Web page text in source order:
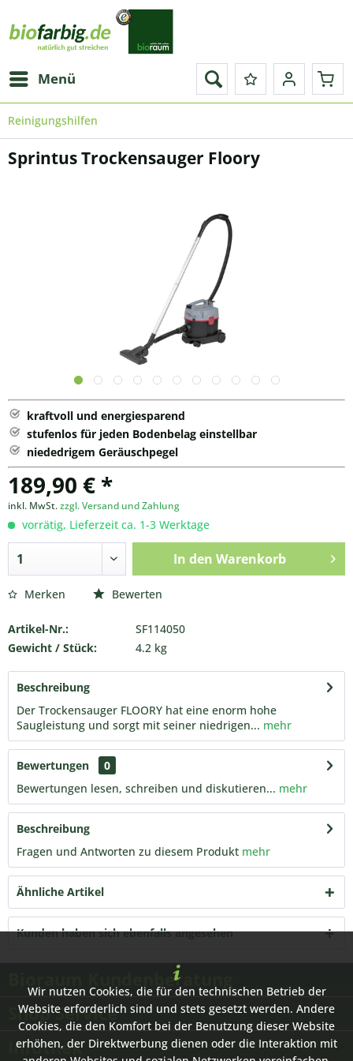
Menü
Reinigungshilfen
Sprintus Trockensauger Floory
kraftvoll und energiesparend
stufenlos für jeden Bodenbelag einstellbar
niededrigem Geräuschpegel
189,90 € *
inkl. MwSt.zzgl. Versand und Zahlung
vorrätig, Lieferzeit ca. 1-3 Werktage
In den Warenkorb
Merken Bewerten
Artikel-Nr.:
SF114050
Gewicht / Stück:
4.2 kg
Beschreibung
Der Trockensauger FLOORY hat eine enorm hohe
Saugleistung und sorgt mit seiner niedrigen... mehr
Bewertungen
0
Bewertungen lesen, schreiben und diskutieren... mehr
Beschreibung
Fragen und Antworten zu diesem Produkt mehr
Ähnliche Artikel
Kunden haben sich ebenfalls angesehen
Bioraum Kundenberatung
Shop Service
Infothek
Wir nutzen Cookies, die für den technischen Betrieb der
Website erforderlich sind und stets gesetzt werden. Andere
Cookies, die den Komfort bei der Benutzung dieser Website
erhöhen, der Direktwerbung dienen oder die Interaktion mit